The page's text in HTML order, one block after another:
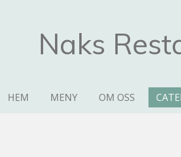
Naks
HEM MENY OM OSS